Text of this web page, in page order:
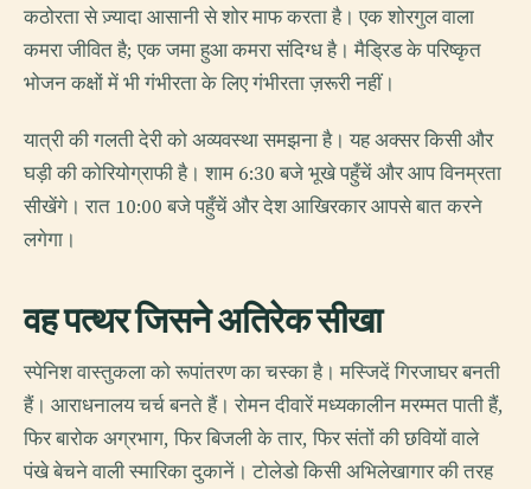
कठोरता से ज़्यादा आसानी से शोर माफ करता है। एक शोरगुल वाला
कमरा जीवित है; एक जमा हुआ कमरा संदिग्ध है। मैड्रिड के परिष्कृत
भोजन कक्षों में भी गंभीरता के लिए गंभीरता ज़रूरी नहीं।
यात्री की गलती देरी को अव्यवस्था समझना है। यह अक्सर किसी और
घड़ी की कोरियोग्राफी है। शाम 6:30 बजे भूखे पहुँचें और आप विनम्रता
सीखेंगे। रात 10:00 बजे पहुँचें और देश आखिरकार आपसे बात करने
लगेगा।
वह पत्थर जिसने अतिरेक सीखा
स्पेनिश वास्तुकला को रूपांतरण का चस्का है। मस्जिदें गिरजाघर बनती
हैं। आराधनालय चर्च बनते हैं। रोमन दीवारें मध्यकालीन मरम्मत पाती हैं,
फिर बारोक अग्रभाग, फिर बिजली के तार, फिर संतों की छवियों वाले
पंखे बेचने वाली स्मारिका दुकानें। टोलेडो किसी अभिलेखागार की तरह